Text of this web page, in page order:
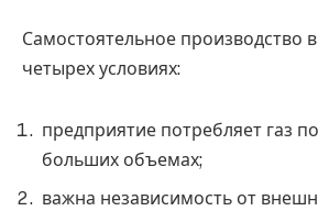
Самостоятельное производство
четырех условиях:
предприятие потребляет газ
больших объемах;
важна независимость от